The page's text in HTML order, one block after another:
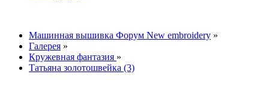
Машинная вышивка Форум New embroidery »
Галерея »
Кружевная фантазия »
Татьяна золотошвейка (3)